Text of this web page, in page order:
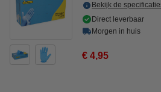
Bekijk de
Direct leverbaar
Morgen in huis
€ 4,95